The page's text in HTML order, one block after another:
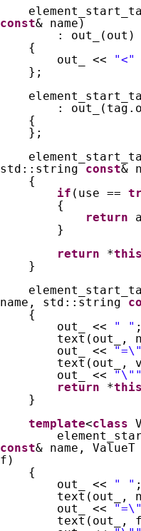
const& name)
: out_(out)
{
out_ << "<"
};
:
{
};
std::string const&
{
if (use ==
{
return
}
return *this
}
name, std::string
{
out_ << " " ;
text(out_,
out_ <<
text(out_,
out_ << "\""
return *this
}
template<class
const& name, ValueT
f)
{
out_ << " " ;
text(out_,
out_ <<
text(out_,